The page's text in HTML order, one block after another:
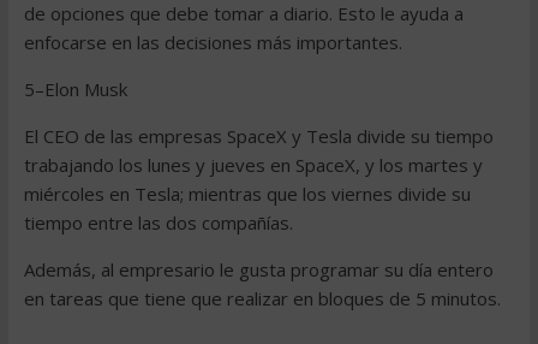
de opciones que debe tomar a diario. Esto le ayuda a
enfocarse en las decisiones más importantes.
5–Elon Musk
El CEO de las empresas SpaceX y Tesla divide su tiempo
trabajando los lunes y jueves en SpaceX, y los martes y
miércoles en Tesla; mientras que los viernes divide su
tiempo entre las dos compañías.
Además, al empresario le gusta programar su día entero
en tareas que tiene que realizar en bloques de 5 minutos.